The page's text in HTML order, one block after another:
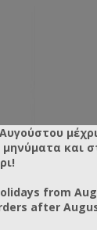
και
from
after